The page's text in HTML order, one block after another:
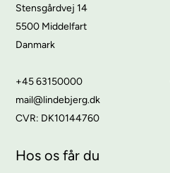
Stensgårdvej 14
5500 Middelfart
Danmark
+45 63150000
mail@lindebjerg.dk
CVR: DK10144760
Hos os får du